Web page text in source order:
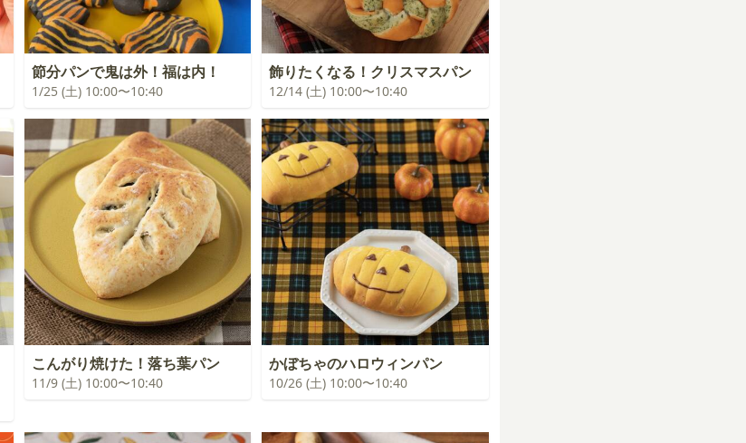
節分パンで鬼は外！福は内！
1/25 (土) 10:00〜10:40
飾りたくなる！クリスマスパン
12/14 (土) 10:00〜10:40
こんがり焼けた！落ち葉パン
11/9 (土) 10:00〜10:40
かぼちゃのハロウィンパン
10/26 (土) 10:00〜10:40